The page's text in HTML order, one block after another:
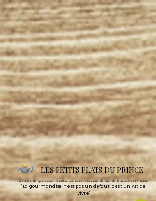
LES PETITS PLATS DU PRINCE
Cuisine du quotidien, recettes de saison, saveurs du monde & conserves maison
"La gourmandise n'est pas un défaut, c'est un Art de
vivre"